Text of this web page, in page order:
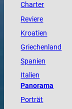
Charter
Reviere
Kroatien
Griechenland
Spanien
Italien
Panorama
Porträt